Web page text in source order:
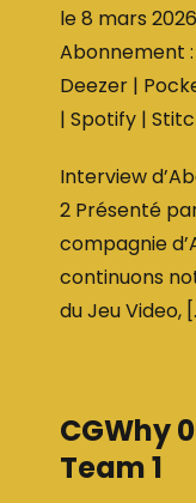
Deezer
Podcast Addict
Spotify
RSS FEED
EMBED
le 8 mars 2026
Abonnement :
Deezer |
| Spotify |
Interview
2 Présenté
compagnie
continuons
du Jeu Video,
CGWhy
Team 1